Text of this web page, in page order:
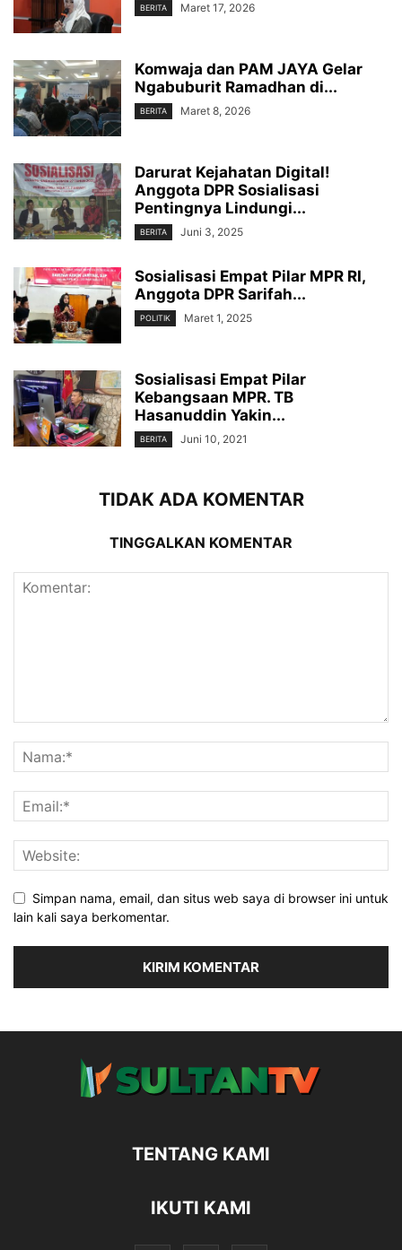
BERITA Maret 17, 2026
Komwaja dan PAM JAYA Gelar
Ngabuburit Ramadhan di...
BERITA Maret 8, 2026
Darurat Kejahatan Digital!
Anggota DPR Sosialisasi
Pentingnya Lindungi...
BERITA Juni 3, 2025
Sosialisasi Empat Pilar MPR RI,
Anggota DPR Sarifah...
POLITIK Maret 1, 2025
Sosialisasi Empat Pilar
Kebangsaan MPR. TB
Hasanuddin Yakin...
BERITA Juni 10, 2021
TIDAK ADA KOMENTAR
TINGGALKAN KOMENTAR
Simpan nama, email, dan situs web saya di browser ini untuk
lain kali saya berkomentar.
TENTANG KAMI
IKUTI KAMI